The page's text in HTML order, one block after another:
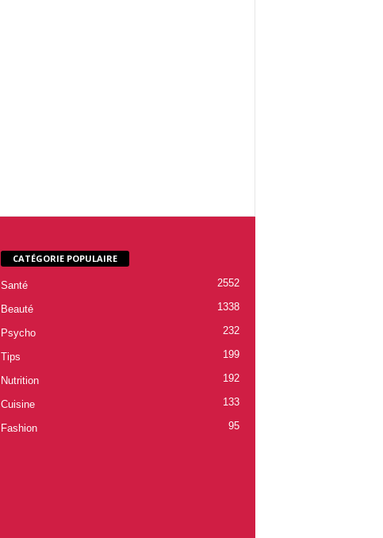
CATÉGORIE POPULAIRE
Santé 2552
Beauté 1338
Psycho 232
Tips 199
Nutrition 192
Cuisine 133
Fashion 95